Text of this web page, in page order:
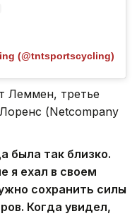
(@tntsportscycling)
Леммен, третье
(Netcompany
была так близко.
я ехал в своем
сохранить силы
Когда увидел,